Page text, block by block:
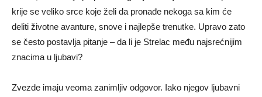
krije se veliko srce koje želi da pronađe nekoga sa kim će
deliti životne avanture, snove i najlepše trenutke. Upravo zato
se često postavlja pitanje – da li je Strelac među najsrećnijim
znacima u ljubavi?
Zvezde imaju veoma zanimljiv odgovor. Iako njegov ljubavni